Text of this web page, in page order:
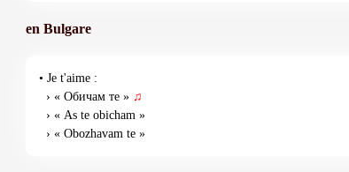
en Bulgare
• Je t'aime :
› « Обичам те » ♫
› « As te obicham »
› « Obozhavam te »